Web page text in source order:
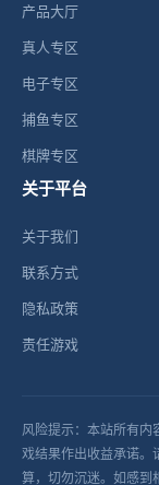
产品大厅
真人专区
电子专区
捕鱼专区
棋牌专区
关于平台
关于我们
联系方式
隐私政策
责任游戏
风险提示：本站所有内
戏结果作出收益承诺。
算，切勿沉迷。如感到